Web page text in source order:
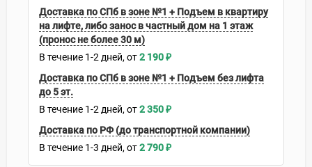
Доставка по СПб в зоне №1 + Подъем в квартиру
на лифте, либо занос в частный дом на 1 этаж
(пронос не более 30 м)
В течение 1-2 дней 2 190₽
Доставка по СПб в зоне №1 + Подъем без лифта
до 5 эт.
В течение 1-2 дней 2 350₽
Доставка по РФ (до транспортной компании)
В течение 1-3 дней 2 790₽